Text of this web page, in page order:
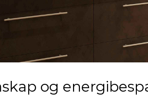
og